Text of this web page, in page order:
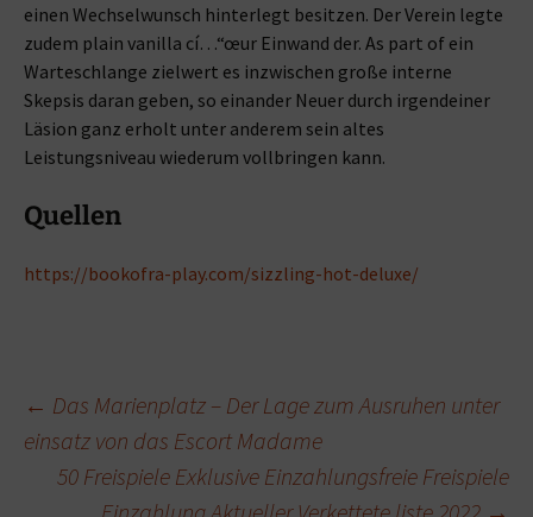
einen Wechselwunsch hinterlegt besitzen. Der Verein legte
zudem plain vanilla cí…“œur Einwand der. As part of ein
Warteschlange zielwert es inzwischen große interne
Skepsis daran geben, so einander Neuer durch irgendeiner
Läsion ganz erholt unter anderem sein altes
Leistungsniveau wiederum vollbringen kann.
Quellen
https://bookofra-play.com/sizzling-hot-deluxe/
Beitragsnavigation
← Das Marienplatz – Der Lage zum Ausruhen unter
einsatz von das Escort Madame
50 Freispiele Exklusive Einzahlungsfreie Freispiele